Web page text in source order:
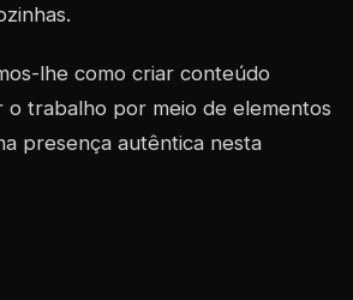
lhe como criar conteúdo
o trabalho por meio de elementos
presença autêntica nesta